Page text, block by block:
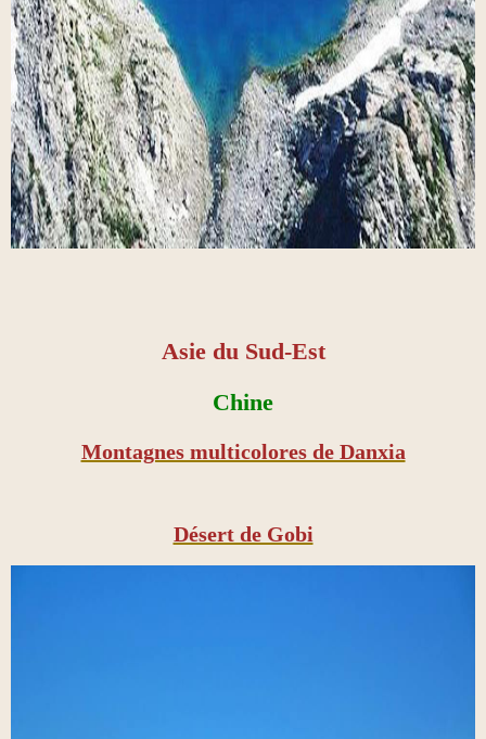
Asie du Sud-Est
Chine
Montagnes multicolores de Danxia
Désert de Gobi